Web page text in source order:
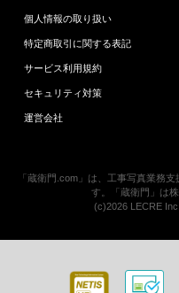
個人情報の取り扱い
特定商取引に関する表記
サービス利用規約
セキュリティ対策
運営会社
「蔵衛門.com」は、工事写真業務
す。「蔵衛門」は
(c)2026 LECRE